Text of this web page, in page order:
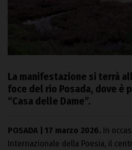
La manifestazione si terrà
foce del rio Posada, dove è
“Casa delle Dame”.
POSADA | 17 marzo 2026. In
Internazionale della Poesia, il